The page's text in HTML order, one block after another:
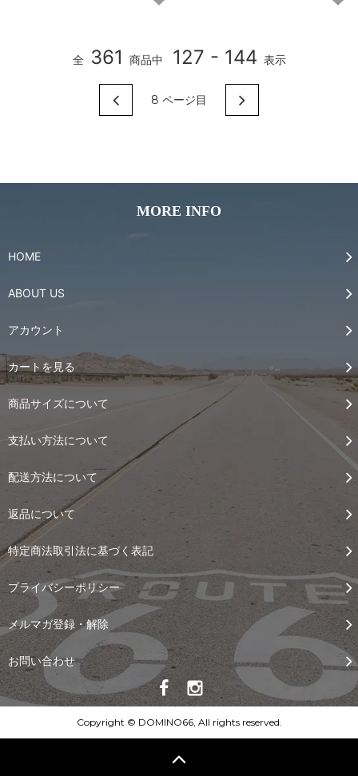
全 361 商品中 127 - 144 表示
8 ページ目
MORE INFO
HOME
ABOUT US
アカウント
カートを見る
商品サイズについて
支払い方法について
配送方法について
返品について
特定商法取引法に基づく表記
プライバシーポリシー
メルマガ登録・解除
お問い合わせ
Copyright © DOMINO66, All rights reserved.